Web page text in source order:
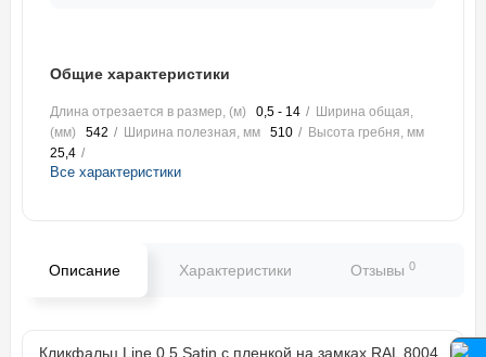
Общие характеристики
Длина отрезается в размер, (м) 0,5 - 14
Ширина общая,
(мм)
542 Ширина полезная, мм 510
Высота гребня, мм
25,4
Все характеристики
Описание Характеристики Отзывы 0
Кликфальц Line 0,5 Satin с пленкой на замках RAL 8004